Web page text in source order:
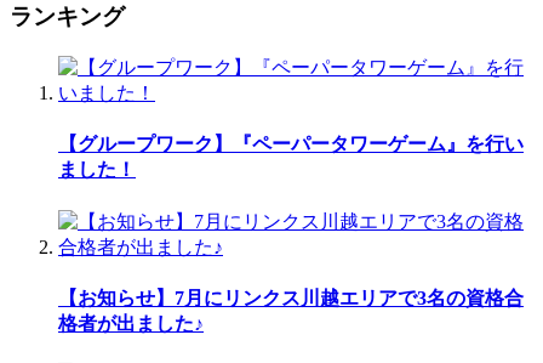
ランキング
【グループワーク】『ペーパータワーゲーム』を行い
ました！
【お知らせ】7月にリンクス川越エリアで3名の資格合
格者が出ました♪